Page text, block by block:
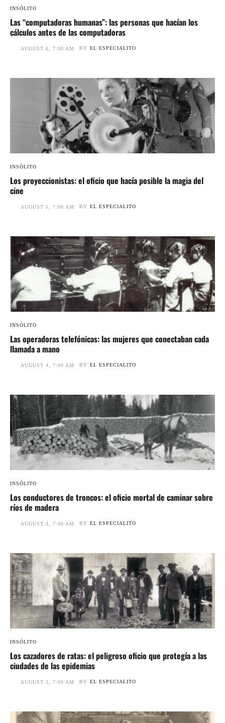
INSÓLITO
Las “computadoras humanas”: las personas que hacían los
cálculos antes de las computadoras
AUGUST 6, 7:00 AM BY EL ESPECIALITO
INSÓLITO
Los proyeccionistas: el oficio que hacía posible la magia del
cine
AUGUST 5, 7:00 AM BY EL ESPECIALITO
INSÓLITO
Las operadoras telefónicas: las mujeres que conectaban cada
llamada a mano
AUGUST 4, 7:00 AM BY EL ESPECIALITO
INSÓLITO
Los conductores de troncos: el oficio mortal de caminar sobre
ríos de madera
AUGUST 3, 7:00 AM BY EL ESPECIALITO
INSÓLITO
Los cazadores de ratas: el peligroso oficio que protegía a las
ciudades de las epidemias
AUGUST 2, 7:00 AM BY EL ESPECIALITO